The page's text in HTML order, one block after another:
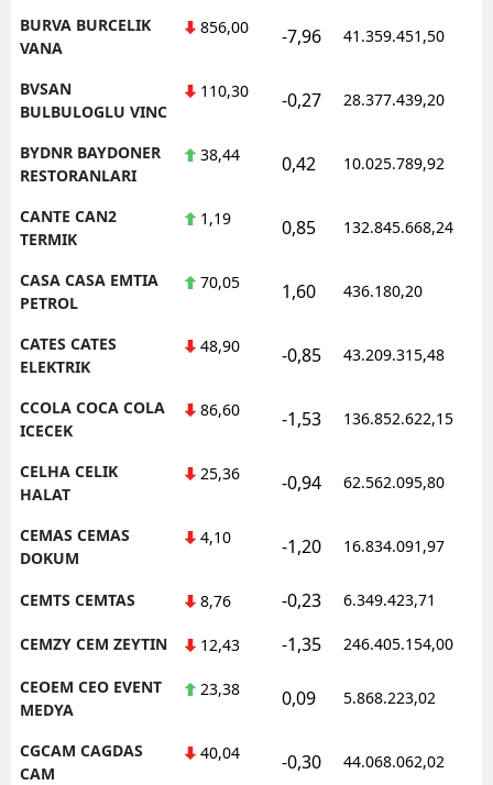
BURVA BURCELIK
VANA
856,00 -7,96 41.359.451,50
BVSAN
BULBULOGLU VINC
110,30 -0,27 28.377.439,20
BYDNR BAYDONER
RESTORANLARI
38,44 0,42 10.025.789,92
CANTE CAN2
TERMIK
1,19 0,85 132.845.668,24
CASA CASA EMTIA
PETROL
70,05 1,60 436.180,20
CATES CATES
ELEKTRIK
48,90 -0,85 43.209.315,48
CCOLA COCA COLA
ICECEK
86,60 -1,53 136.852.622,15
CELHA CELIK
HALAT
25,36 -0,94 62.562.095,80
CEMAS CEMAS
DOKUM
4,10 -1,20 16.834.091,97
CEMTS CEMTAS 8,76 -0,23 6.349.423,71
CEMZY CEM ZEYTIN 12,43 -1,35 246.405.154,00
CEOEM CEO EVENT
MEDYA
23,38 0,09 5.868.223,02
CGCAM CAGDAS
CAM
40,04 -0,30 44.068.062,02